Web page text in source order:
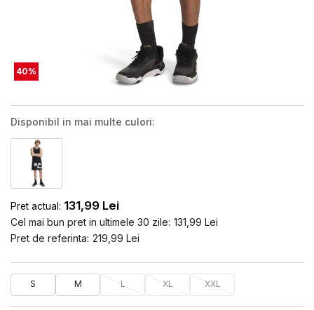
40%
Disponibil in mai multe culori:
Pret actual: 131,99 Lei
Cel mai bun pret in ultimele 30 zile: 131,99 Lei
Pret de referinta: 219,99 Lei
S M L XL XXL